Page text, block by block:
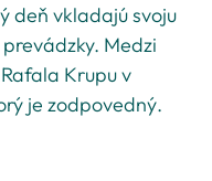
deň vkladajú svoju
Medzi
Krupu v
je zodpovedný.